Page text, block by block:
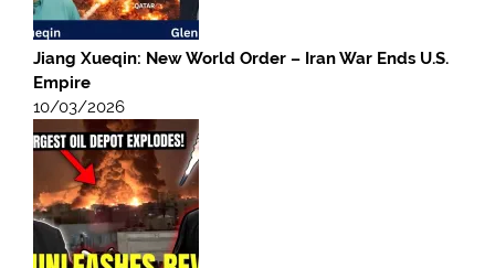
Jiang Xueqin: New World Order – Iran War Ends U.S.
Empire
10/03/2026